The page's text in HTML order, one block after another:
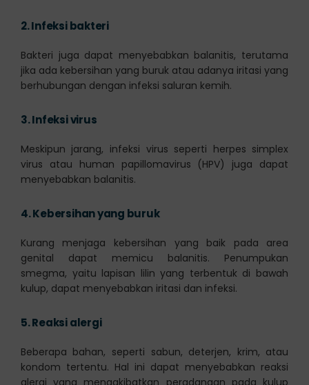
2.Infeksi bakteri
Bakteri juga dapat menyebabkan balanitis, terutama
jika ada kebersihan yang buruk atau adanya iritasi yang
berhubungan dengan infeksi saluran kemih.
3.Infeksi virus
Meskipun jarang, infeksi virus seperti herpes simplex
virus atau human papillomavirus (HPV) juga dapat
menyebabkan balanitis.
4.Kebersihan yang buruk
Kurang menjaga kebersihan yang baik pada area
genital dapat memicu balanitis. Penumpukan
smegma, yaitu lapisan lilin yang terbentuk di bawah
kulup, dapat menyebabkan iritasi dan infeksi.
5.Reaksi alergi
Beberapa bahan, seperti sabun, deterjen, krim, atau
kondom tertentu. Hal ini dapat menyebabkan reaksi